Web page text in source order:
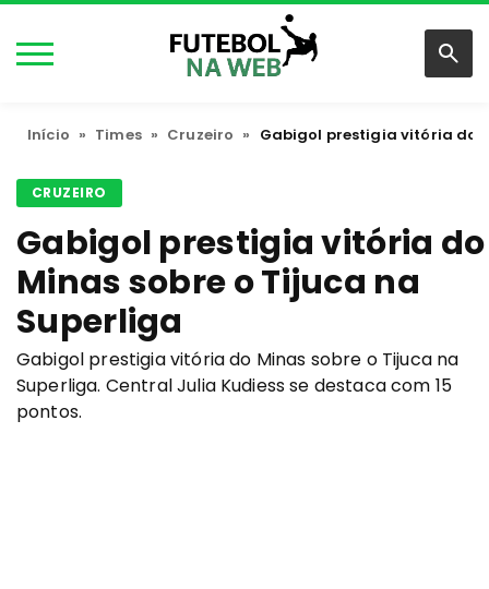
Início » Times » Cruzeiro » Gabigol prestigia vitória do
CRUZEIRO
Gabigol prestigia vitória do
Minas sobre o Tijuca na
Superliga
Gabigol prestigia vitória do Minas sobre o Tijuca na
Superliga. Central Julia Kudiess se destaca com 15
pontos.